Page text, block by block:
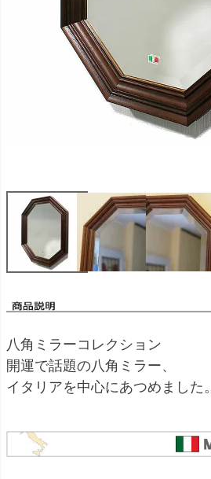
八角ミラーコレクション
開運で話題の八角ミラー、
イタリアを中心にあつめました。